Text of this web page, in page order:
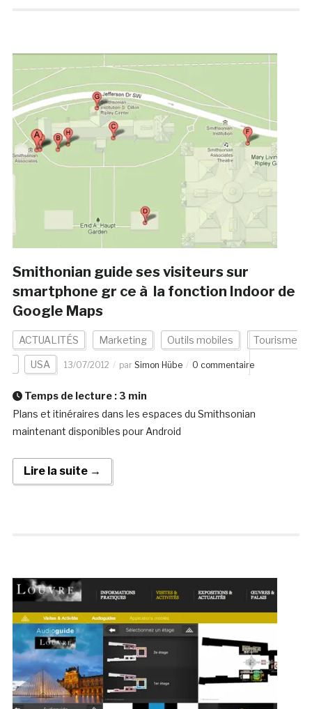
Smithonian guide ses visiteurs sur
smartphone gr ce à la fonction Indoor de
Google Maps
ACTUALITÉS Marketing Outils mobiles Tourisme
USA 13/07/2012 par Simon Hübe 0 commentaire
Temps de lecture : 3 min
Plans et itinéraires dans les espaces du Smithsonian
maintenant disponibles pour Android
Lire la suite →